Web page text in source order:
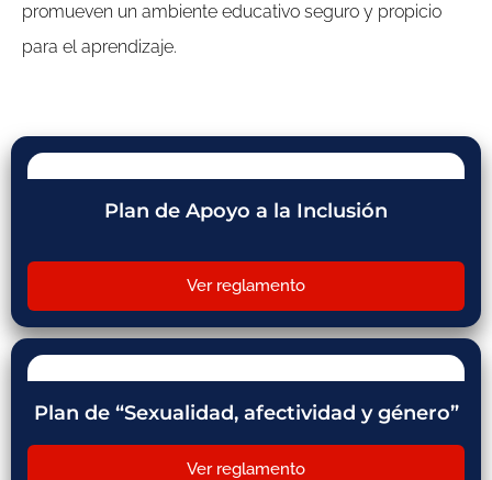
promueven un ambiente educativo seguro y propicio
para el aprendizaje.
Plan de Apoyo a la Inclusión
Ver reglamento
Plan de “Sexualidad, afectividad y género”
Ver reglamento